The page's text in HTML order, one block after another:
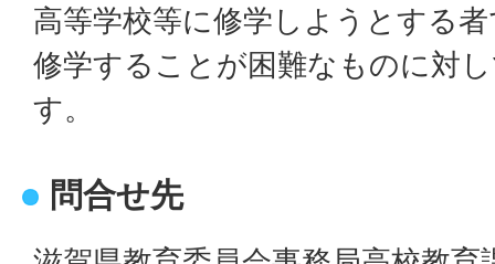
高等学校等に修学しようとする
修学することが困難なものに対
す。
問合せ先